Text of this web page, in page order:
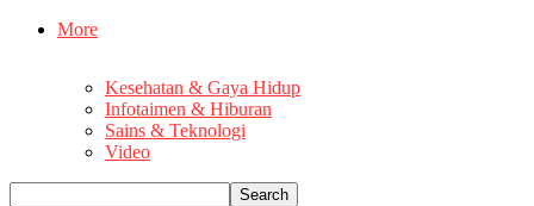
More
Kesehatan & Gaya Hidup
Infotaimen & Hiburan
Sains & Teknologi
Video